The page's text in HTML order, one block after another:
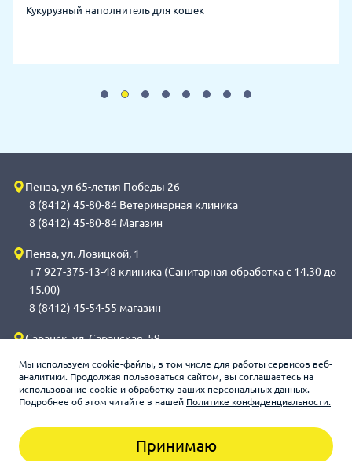
Мы используем cookie-файлы, в том числе для работы сервисов веб-
аналитики. Продолжая пользоваться сайтом, вы соглашаетесь на
использование cookie и обработку ваших персональных данных.
Подробнее об этом читайте в нашей Политике конфиденциальности.
Принимаю
Кукурузный наполнитель для кошек
Пенза, ул 65-летия Победы 26
8 (8412) 45-80-84 Ветеринарная клиника
8 (8412) 45-80-84 Магазин
Пенза, ул. Лозицкой, 1
+7 927-375-13-48 клиника (Санитарная обработка с 14.30 до
15.00)
8 (8412) 45-54-55 магазин
Саранск, ул. Саранская, 59
обработка с 14.00 до 14.30)
8 (8342) 272-275 магазин
Зооцентр «Счастливый слон», 2026